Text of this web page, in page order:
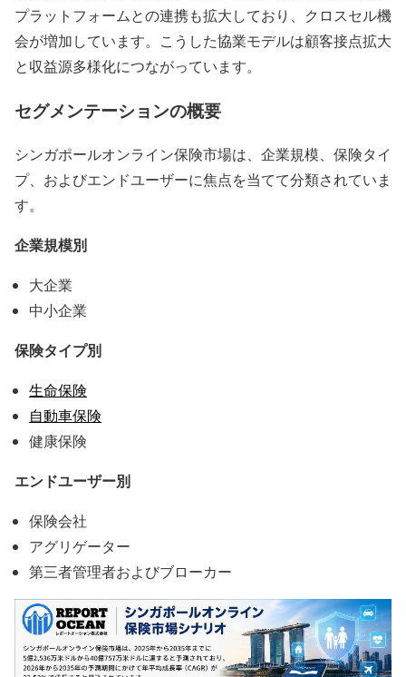
プラットフォームとの連携も拡大しており、クロスセル機
会が増加しています。こうした協業モデルは顧客接点拡大
と収益源多様化につながっています。
セグメンテーションの概要
シンガポールオンライン保険市場は、企業規模、保険タイ
プ、およびエンドユーザーに焦点を当てて分類されていま
す。
企業規模別
大企業
中小企業
保険タイプ別
生命保険
自動車保険
健康保険
エンドユーザー別
保険会社
アグリゲーター
第三者管理者およびブローカー